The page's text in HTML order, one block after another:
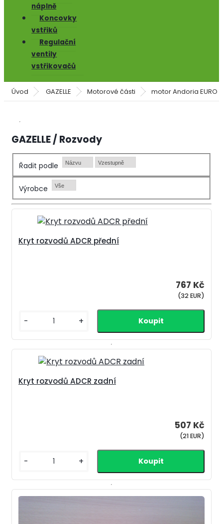
náplně
Koncovky
vstřiků
Regulační
ventily
vstřikovačů
Úvod GAZELLE Motorové části motor Andoria EURO
GAZELLE / Rozvody
Řadit podle Názvu Vzestupně
Výrobce Vše
Kryt rozvodů ADCR přední
767 Kč
(32 EUR)
- +
Kryt rozvodů ADCR zadní
507 Kč
(21 EUR)
- +